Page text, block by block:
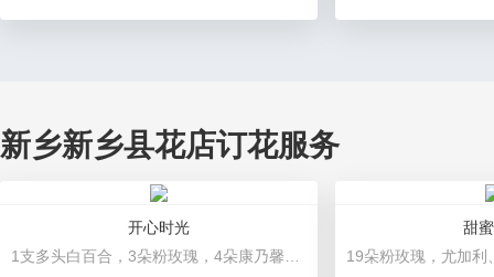
新乡新乡县花店订花服务
开心时光
甜